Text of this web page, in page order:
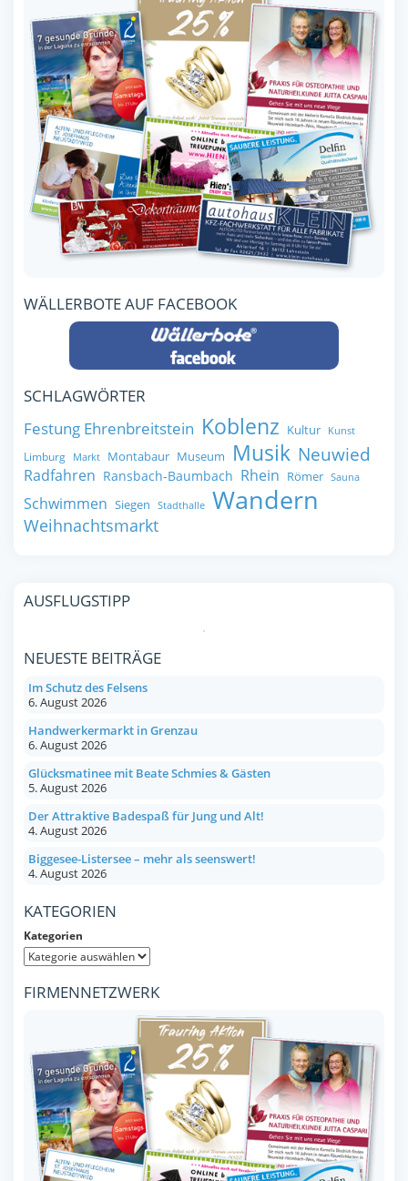
WÄLLERBOTE AUF FACEBOOK
SCHLAGWÖRTER
Festung Ehrenbreitstein Koblenz Kultur Kunst
Limburg Markt Montabaur Museum Musik Neuwied
Radfahren Ransbach-Baumbach Rhein Römer Sauna
Schwimmen Siegen Stadthalle Wandern
Weihnachtsmarkt
AUSFLUGSTIPP
NEUESTE BEITRÄGE
Im Schutz des Felsens
6. August 2026
Handwerkermarkt in Grenzau
6. August 2026
Glücksmatinee mit Beate Schmies & Gästen
5. August 2026
Der Attraktive Badespaß für Jung und Alt!
4. August 2026
Biggesee-Listersee – mehr als seenswert!
4. August 2026
KATEGORIEN
Kategorien
FIRMENNETZWERK